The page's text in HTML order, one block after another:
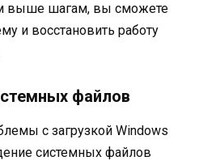
выше шагам, вы сможете
и восстановить работу
файлов
с загрузкой Windows
системных файлов